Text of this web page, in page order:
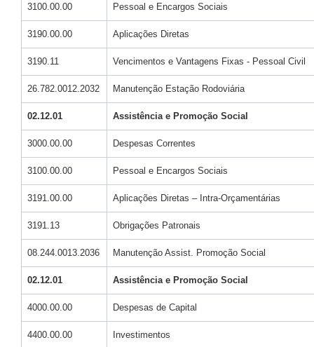
3100.00.00 Pessoal e Encargos Sociais
3190.00.00 Aplicações Diretas
3190.11 Vencimentos e Vantagens Fixas - Pessoal Civil
26.782.0012.2032 Manutenção Estação Rodoviária
02.12.01 Assistência e Promoção Social
3000.00.00 Despesas Correntes
3100.00.00 Pessoal e Encargos Sociais
3191.00.00 Aplicações Diretas – Intra-Orçamentárias
3191.13 Obrigações Patronais
08.244.0013.2036 Manutenção Assist. Promoção Social
02.12.01 Assistência e Promoção Social
4000.00.00 Despesas de Capital
4400.00.00 Investimentos